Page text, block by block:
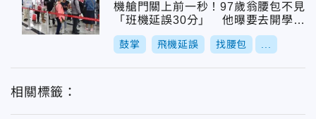
機艙門關上前一秒！97歲翁腰包不見
「班機延誤30分」 他曝要去開學術
會嚇壞網
鼓掌 飛機延誤 找腰包
相關標籤：